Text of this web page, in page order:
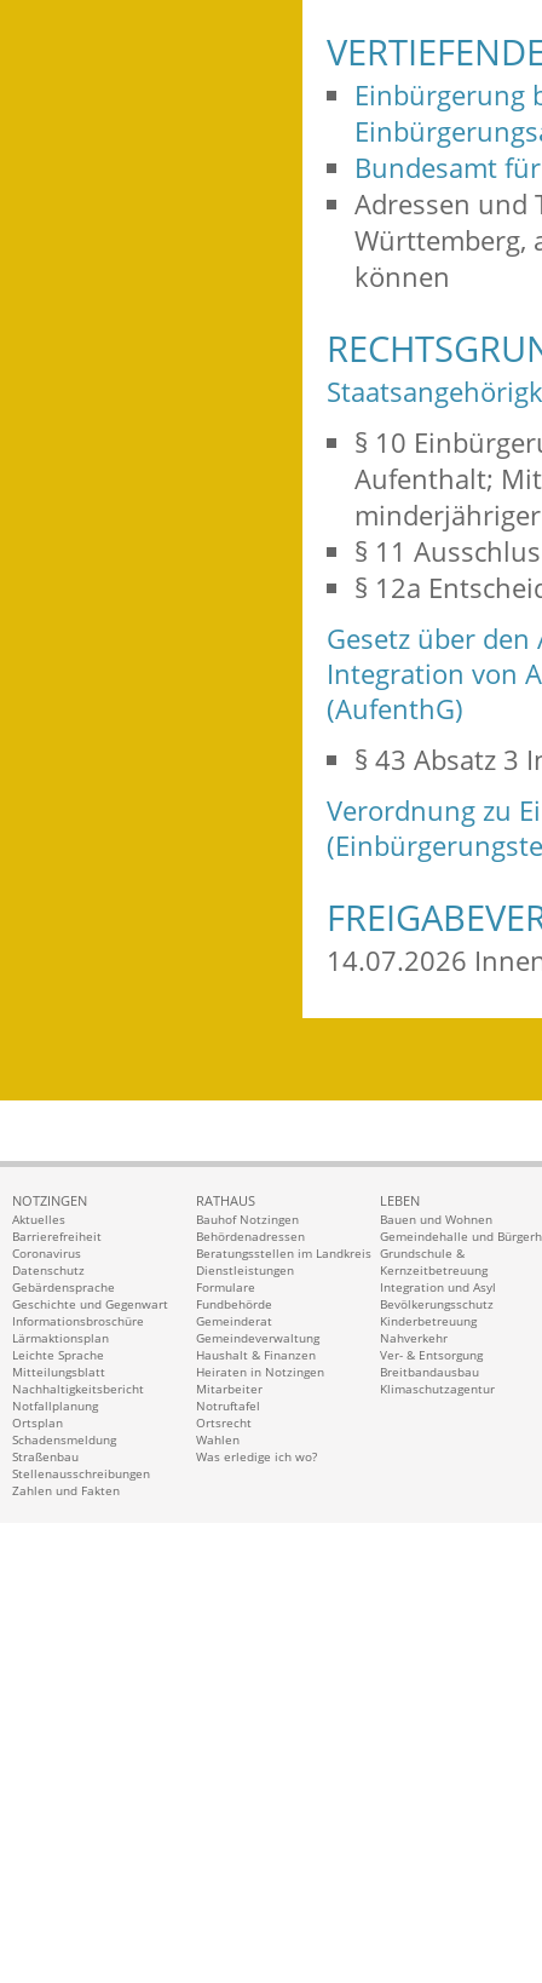
Einbürgerung
Bundesamt
Adressen und
Württemberg,
können
§ 10
Aufenthalt;
§ 11
§ 12a
Gesetz über
Integration von
(AufenthG)
§ 43 Absatz 3
Verordnung zu
14.07.2026
NOTZINGEN
Aktuelles
Barrierefreiheit
Coronavirus
Datenschutz
Gebärdensprache
Geschichte und Gegenwart
Informationsbroschüre
Lärmaktionsplan
Leichte Sprache
Mitteilungsblatt
Nachhaltigkeitsbericht
Notfallplanung
Ortsplan
Schadensmeldung
Straßenbau
Stellenausschreibungen
Zahlen und Fakten
RATHAUS
Bauhof Notzingen
Behördenadressen
Beratungsstellen im Landkreis
Dienstleistungen
Formulare
Fundbehörde
Gemeinderat
Gemeindeverwaltung
Haushalt & Finanzen
Heiraten in Notzingen
Mitarbeiter
Notruftafel
Ortsrecht
Wahlen
Was erledige ich wo?
LEBEN
Bauen und Wohnen
Gemeindehalle und
Grundschule &
Kernzeitbetreuung
Integration und Asyl
Bevölkerungsschutz
Kinderbetreuung
Nahverkehr
Ver- & Entsorgung
Breitbandausbau
Klimaschutzagentur